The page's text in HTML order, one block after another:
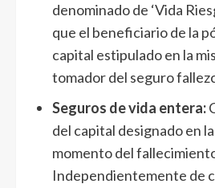
denominado de ‘Vida
que el beneficiario de la
capital estipulado en la
tomador del seguro
Seguros de vida entera:
del capital designado en
momento del
Independientemente de